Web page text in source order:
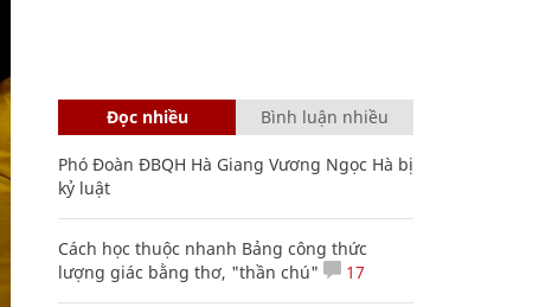
Đọc nhiều Bình luận nhiều
Phó Đoàn ĐBQH Hà Giang Vương Ngọc Hà bị
kỷ luật
Cách học thuộc nhanh Bảng công thức
lượng giác bằng thơ, "thần chú"
17